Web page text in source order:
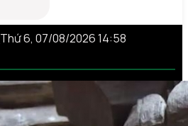
Thứ 6, 07/08/2026 14:58